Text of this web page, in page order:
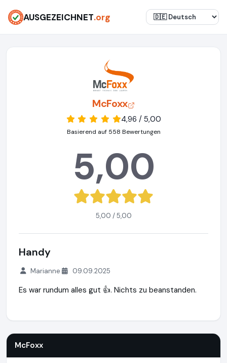
AUSGEZEICHNET.org
McFoxx
4,96 / 5,00
Basierend auf 558 Bewertungen
5,00
5,00 / 5,00
Handy
Marianne 09.09.2025
Es war rundum alles gut 👍. Nichts zu beanstanden.
McFoxx